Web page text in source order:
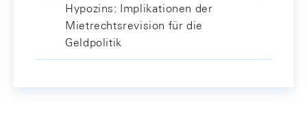
Hypozins: Implikationen der
Mietrechtsrevision für die
Geldpolitik